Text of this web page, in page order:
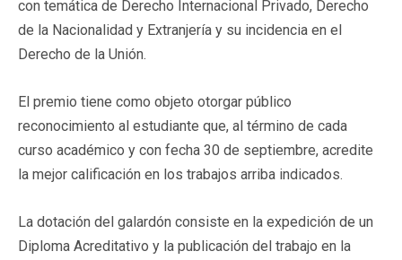
con temática de Derecho Internacional Privado, Derecho
de la Nacionalidad y Extranjería y su incidencia en el
Derecho de la Unión.
El premio tiene como objeto otorgar público
reconocimiento al estudiante que, al término de cada
curso académico y con fecha 30 de septiembre, acredite
la mejor calificación en los trabajos arriba indicados.
La dotación del galardón consiste en la expedición de un
Diploma Acreditativo y la publicación del trabajo en la